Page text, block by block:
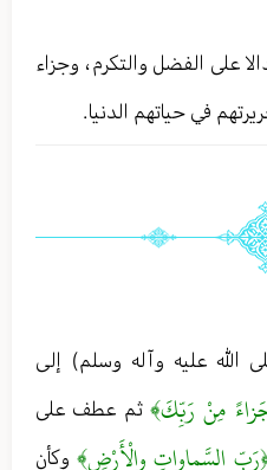
على الفضل والتكرم ، وجزاء
في حياتهم الدنيا .
الله عليه وآله وسلم) إلى
مِنْ رَبِّكَ﴾ ثم عطف على
السَّماواتِ والْأَرْضِ﴾ وكأن